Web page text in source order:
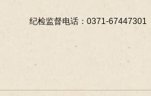
纪检监督电话：0371-67447301